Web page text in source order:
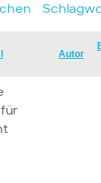
Autor